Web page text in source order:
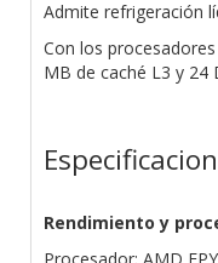
Admite refrigeración
Con los
MB de caché L3 y
Rendimiento y